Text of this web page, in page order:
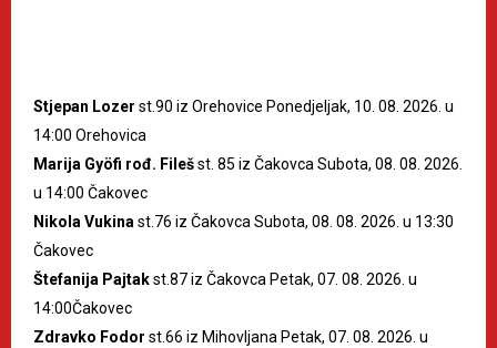
Stjepan Lozer st.90 iz Orehovice Ponedjeljak, 10. 08. 2026. u
14:00 Orehovica
Marija Gyöfi rođ. Filešst. 85 iz Čakovca Subota, 08. 08. 2026.
u 14:00 Čakovec
Nikola Vukinast.76 iz Čakovca Subota, 08. 08. 2026. u 13:30
Čakovec
Štefanija Pajtakst.87 iz Čakovca Petak, 07. 08. 2026. u
14:00Čakovec
Zdravko Fodor st.66 iz Mihovljana Petak, 07. 08. 2026. u